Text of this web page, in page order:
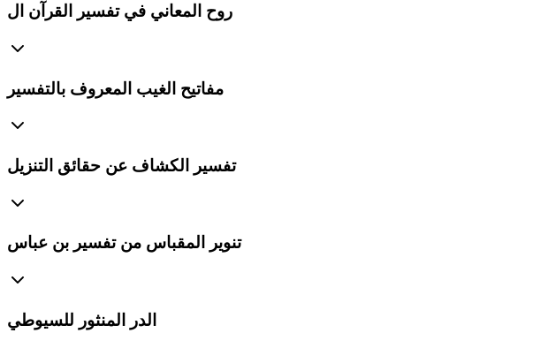
روح المعاني في تفسير القرآن ال
مفاتيح الغيب المعروف بالتفسير
تفسير الكشاف عن حقائق التنزيل
تنوير المقباس من تفسير بن عباس
الدر المنثور للسيوطي